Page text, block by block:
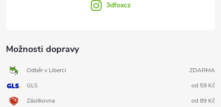
Možnosti dopravy
Odběr v Liberci
ZDARMA
GLS
od 59 Kč
Zásilkovna
od 89 Kč
3dfoxcz